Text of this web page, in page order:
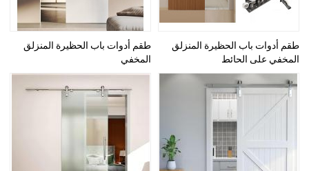
طقم أدوات باب الحظيرة المنزلق
المخفي على الحائط
طقم أدوات باب الحظيرة المنزلق
المخفي